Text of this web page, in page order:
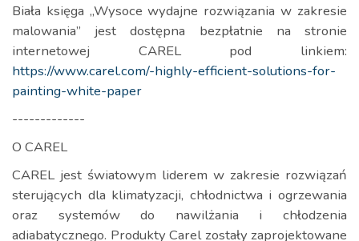
Biała księga „Wysoce wydajne rozwiązania w zakresie
malowania” jest dostępna bezpłatnie na stronie
internetowej CAREL pod linkiem:
https://www.carel.com/-highly-efficient-solutions-for-
painting-white-paper
-------------
O CAREL
CAREL jest światowym liderem w zakresie rozwiązań
sterujących dla klimatyzacji, chłodnictwa i ogrzewania
oraz systemów do nawilżania i chłodzenia
adiabatycznego. Produkty Carel zostały zaprojektowane